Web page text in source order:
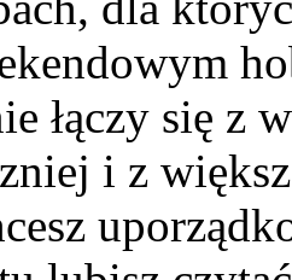
łączy się z
i z